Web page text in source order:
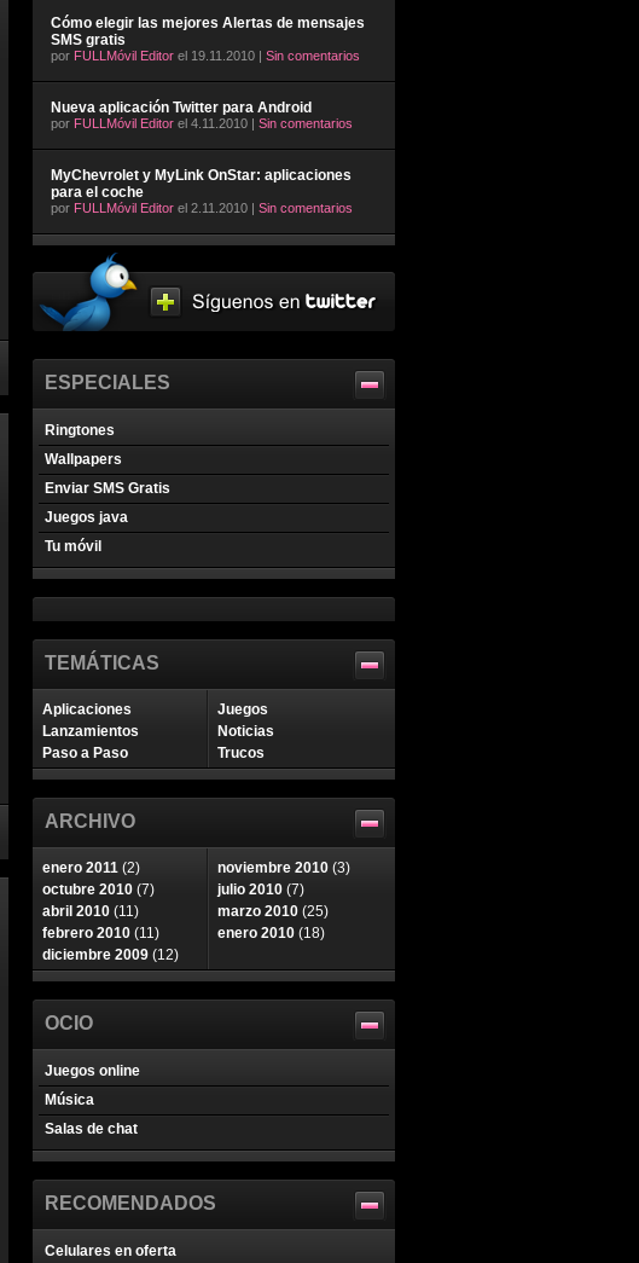
Cómo elegir las mejores Alertas de mensajes
SMS gratis
por FULLMóvil Editor el 19.11.2010 | Sin comentarios
Nueva aplicación Twitter para Android
por FULLMóvil Editor el 4.11.2010 | Sin comentarios
MyChevrolet y MyLink OnStar: aplicaciones
para el coche
por FULLMóvil Editor el 2.11.2010 | Sin comentarios
ESPECIALES
Ringtones
Wallpapers
Enviar SMS Gratis
Juegos java
Tu móvil
TEMÁTICAS
Aplicaciones
Juegos
Lanzamientos
Noticias
Paso a Paso
Trucos
ARCHIVO
enero 2011 (2) noviembre 2010 (3)
octubre 2010 (7) julio 2010 (7)
abril 2010 (11) marzo 2010 (25)
febrero 2010 (11) enero 2010 (18)
diciembre 2009 (12)
OCIO
Juegos online
Música
Salas de chat
RECOMENDADOS
Celulares en oferta